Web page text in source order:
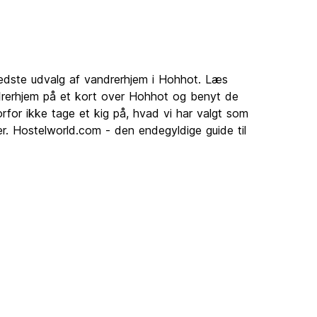
med
med
for
udvalg af vandrerhjem i Hohhot. Læs
på et kort over Hohhot og benyt de
ikke tage et kig på, hvad vi har valgt som
Hostelworld.com - den endegyldige guide til